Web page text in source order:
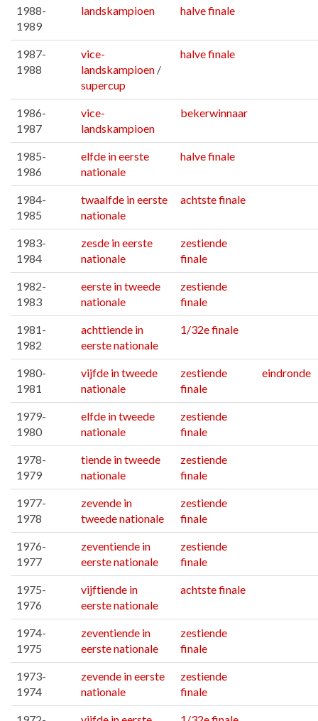
1988-
1989
landskampioen halve finale
1987-
1988
vice-
landskampioen /
supercup
halve finale
1986-
1987
vice-
landskampioen
bekerwinnaar
1985-
1986
elfde in eerste
nationale
halve finale
1984-
1985
twaalfde in eerste
nationale
achtste finale
1983-
1984
zesde in eerste
nationale
zestiende
finale
1982-
1983
eerste in tweede
nationale
zestiende
finale
1981-
1982
achttiende in
eerste nationale
1/32e finale
1980-
1981
vijfde in tweede
nationale
zestiende
finale
eindronde
1979-
1980
elfde in tweede
nationale
zestiende
finale
1978-
1979
tiende in tweede
nationale
zestiende
finale
1977-
1978
zevende in
tweede nationale
zestiende
finale
1976-
1977
zeventiende in
eerste nationale
zestiende
finale
1975-
1976
vijftiende in
eerste nationale
achtste finale
1974-
1975
zeventiende in
eerste nationale
zestiende
finale
1973-
1974
zevende in eerste
nationale
zestiende
finale